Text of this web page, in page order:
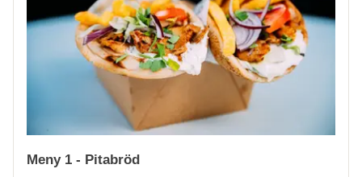
Meny 1 - Pitabröd